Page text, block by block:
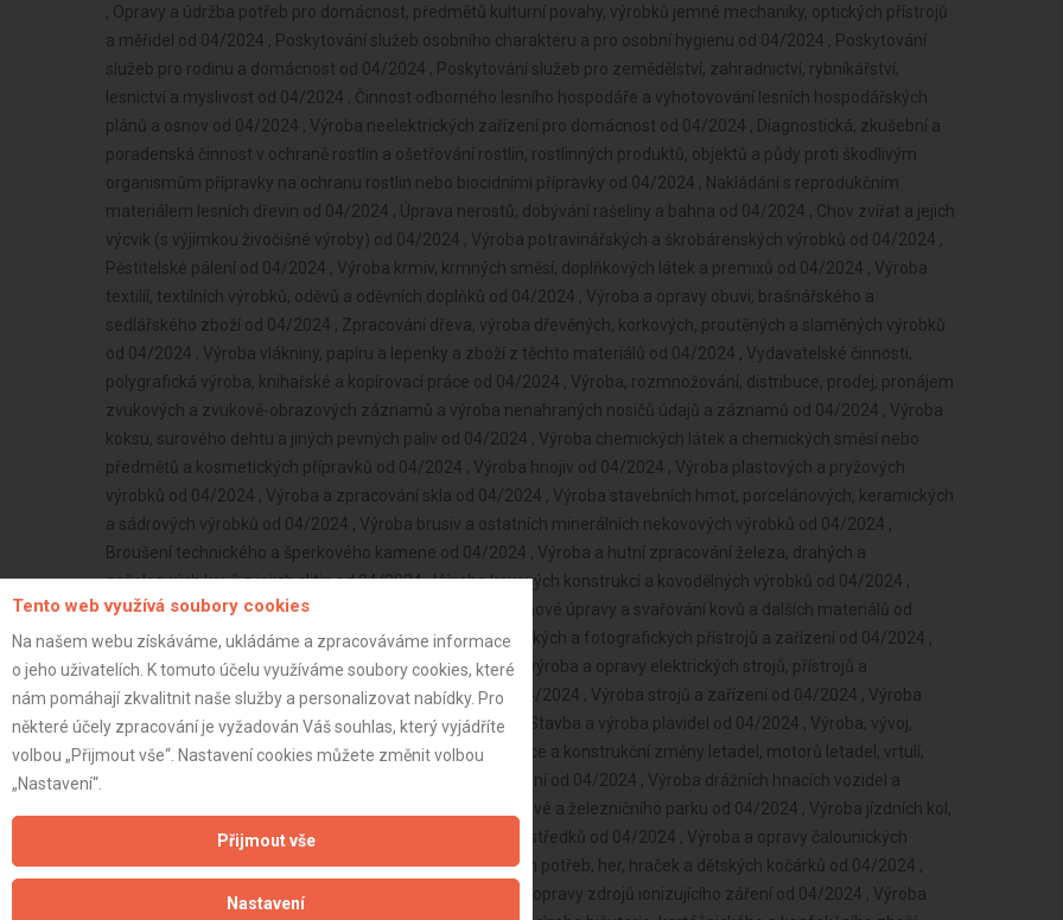
Tento web využívá soubory cookies
Na našem webu získáváme, ukládáme a zpracováváme informace
o jeho uživatelích. K tomuto účelu využíváme soubory cookies, které
nám pomáhají zkvalitnit naše služby a personalizovat nabídky. Pro
některé účely zpracování je vyžadován Váš souhlas, který vyjádříte
volbou „Přijmout vše“. Nastavení cookies můžete změnit volbou
„Nastavení“.
Přijmout vše
Nastavení